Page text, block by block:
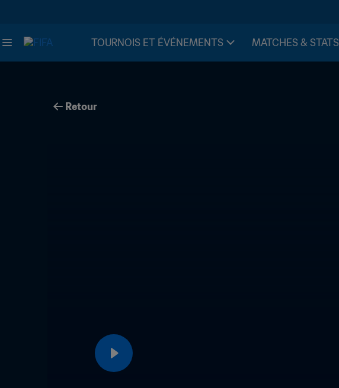
TOURNOIS ET ÉVÉNEMENTS MATCHES & STATS
Retour